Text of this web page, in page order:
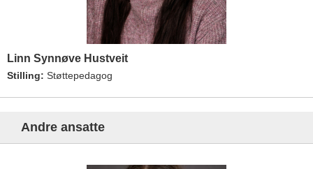
Linn Synnøve Hustveit
Stilling: Støttepedagog
Andre ansatte